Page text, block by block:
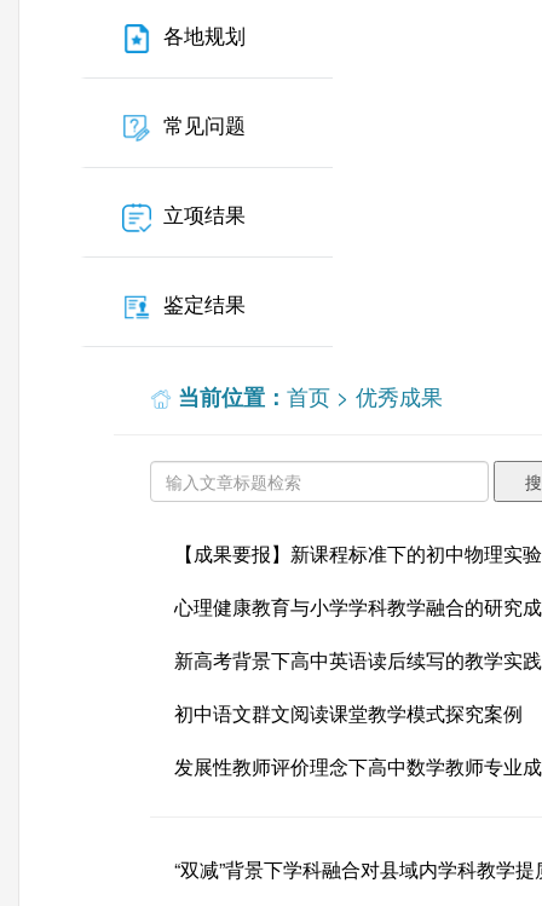
各地规划
常见问题
立项结果
鉴定结果
当前位置： 首页 > 优秀成果
【成果要报】新课程标准下的初中物理实
心理健康教育与小学学科教学融合的研究
新高考背景下高中英语读后续写的教学实
初中语文群文阅读课堂教学模式探究案例
发展性教师评价理念下高中数学教师专业